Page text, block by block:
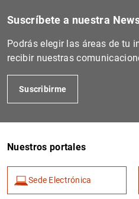
Suscríbete a nuestra
Podrás elegir las áreas de tu
recibir nuestras
Suscribirme
Nuestros portales
Sede Electrónica